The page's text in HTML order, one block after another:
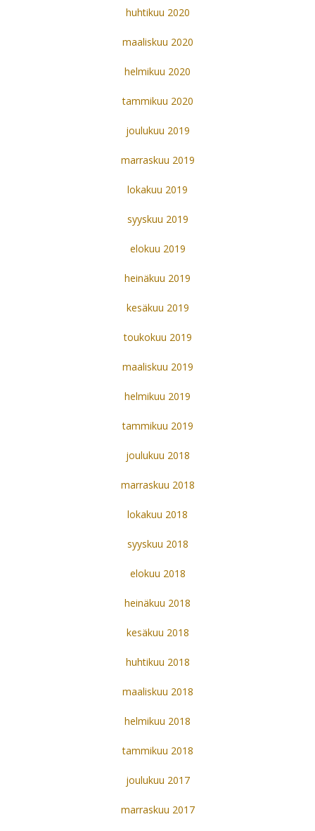
huhtikuu 2020
maaliskuu 2020
helmikuu 2020
tammikuu 2020
joulukuu 2019
marraskuu 2019
lokakuu 2019
syyskuu 2019
elokuu 2019
heinäkuu 2019
kesäkuu 2019
toukokuu 2019
maaliskuu 2019
helmikuu 2019
tammikuu 2019
joulukuu 2018
marraskuu 2018
lokakuu 2018
syyskuu 2018
elokuu 2018
heinäkuu 2018
kesäkuu 2018
huhtikuu 2018
maaliskuu 2018
helmikuu 2018
tammikuu 2018
joulukuu 2017
marraskuu 2017